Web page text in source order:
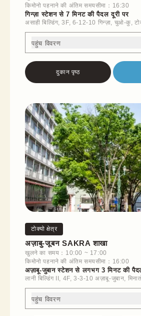
किमोनो पहनाने की अंतिम समयसीमा：16:30
गिन्ज़ा स्टेशन से 7 मिनट की पैदल दूरी पर
असाही बिल्डिंग, 3F, 6-12-10 गिन्ज़ा, चुओ-कु,
पहुंच विवरण
दुकान पृष्ठ
टोक्यो क्षेत्र
अज़ाबु-जूबन SAKRA शाखा
खुलने का समय：10:00 ~ 17:00
किमोनो पहनाने की अंतिम समयसीमा：16:00
अज़ाबू-जुबान स्टेशन से लगभग 3 मिनट की
लानी बिल्डिंग II, 4F, 3-3-10 अज़ाबू-जुबान,
पहुंच विवरण